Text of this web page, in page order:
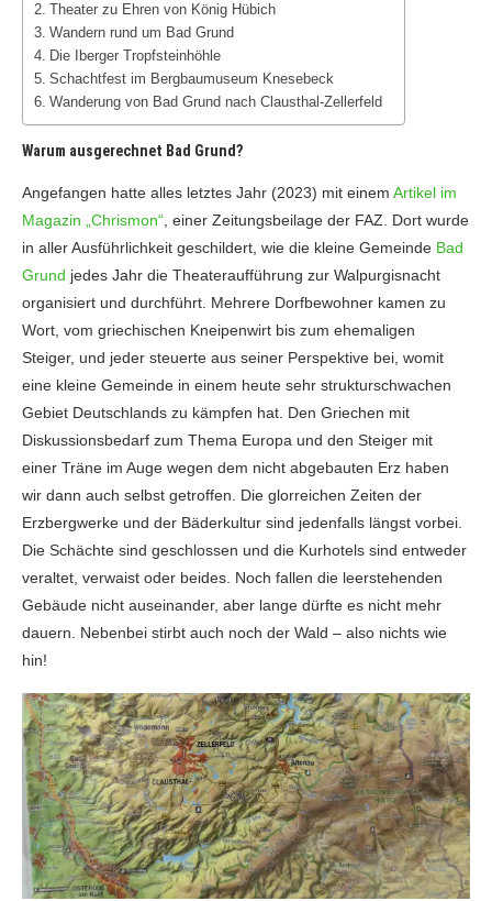
Theater zu Ehren von König Hübich
Wandern rund um Bad Grund
Die Iberger Tropfsteinhöhle
Schachtfest im Bergbaumuseum Knesebeck
Wanderung von Bad Grund nach Clausthal-Zellerfeld
Warum ausgerechnet Bad Grund?
Angefangen hatte alles letztes Jahr (2023) mit einem Artikel im
Magazin „Chrismon“ , einer Zeitungsbeilage der FAZ. Dort wurde
in aller Ausführlichkeit geschildert, wie die kleine Gemeinde Bad
Grund jedes Jahr die Theateraufführung zur Walpurgisnacht
organisiert und durchführt. Mehrere Dorfbewohner kamen zu
Wort, vom griechischen Kneipenwirt bis zum ehemaligen
Steiger, und jeder steuerte aus seiner Perspektive bei, womit
eine kleine Gemeinde in einem heute sehr strukturschwachen
Gebiet Deutschlands zu kämpfen hat. Den Griechen mit
Diskussionsbedarf zum Thema Europa und den Steiger mit
einer Träne im Auge wegen dem nicht abgebauten Erz haben
wir dann auch selbst getroffen. Die glorreichen Zeiten der
Erzbergwerke und der Bäderkultur sind jedenfalls längst vorbei.
Die Schächte sind geschlossen und die Kurhotels sind entweder
veraltet, verwaist oder beides. Noch fallen die leerstehenden
Gebäude nicht auseinander, aber lange dürfte es nicht mehr
dauern. Nebenbei stirbt auch noch der Wald – also nichts wie
hin!